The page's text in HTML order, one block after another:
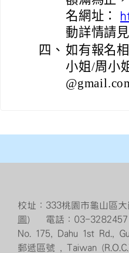
名網址：
動詳情請
四、 如有報名
小姐/周小
校址：333桃園市龜山區
圖） 電話：03-
No. 175, Dahu 1st Rd.,
郵遞區號 , Taiwan